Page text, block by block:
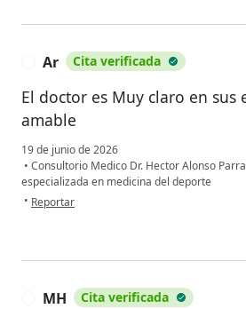
Ar Cita verificada
El doctor es Muy claro en sus
amable
19 de junio de 2026
• Consultorio Medico Dr. Hector Alonso Parra
especializada en medicina del deporte
• en opinión del usuario Ar
Reportar
MH Cita verificada